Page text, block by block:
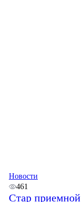
Новости
461
Стар